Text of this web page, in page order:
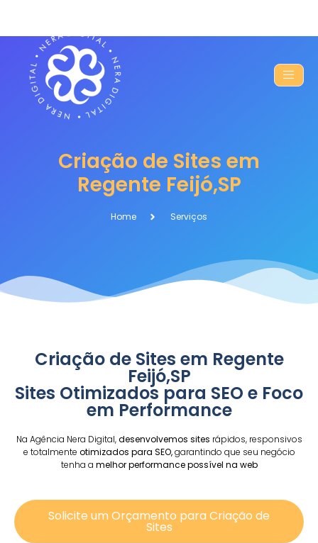
Criação de Sites em
Regente Feijó,SP
Home Serviços
Criação de Sites em Regente
Feijó,SP
Sites Otimizados para SEO e Foco
em Performance
Na Agência Nera Digital,desenvolvemos sites rápidos, responsivos
e totalmente otimizados para SEO,garantindo que seu negócio
tenha a melhor performance possível na web
Solicite um Orçamento para Criação de
Sites